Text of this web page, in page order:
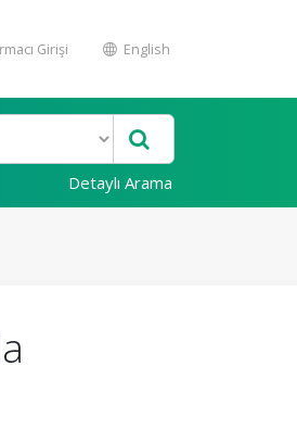
Girişi English
Detaylı Arama